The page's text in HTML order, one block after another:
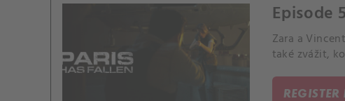
Episode
Zara a
také zvážit,